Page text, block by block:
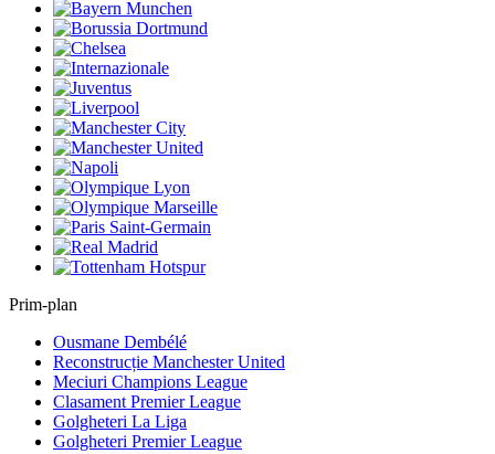
Prim-plan
Ousmane Dembélé
Reconstrucție Manchester United
Meciuri Champions League
Clasament Premier League
Golgheteri La Liga
Golgheteri Premier League